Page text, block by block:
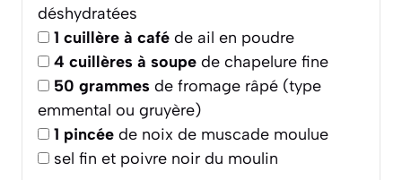
déshydratées
1 cuillère à café de ail en poudre
4 cuillères à soupe de chapelure fine
50 grammes de fromage râpé (type
emmental ou gruyère)
1 pincée de noix de muscade moulue
sel fin et poivre noir du moulin